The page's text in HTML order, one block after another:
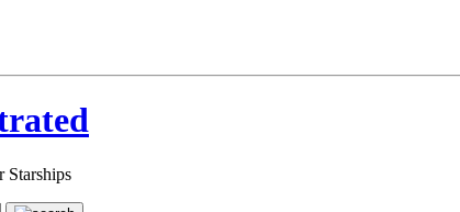
Starships